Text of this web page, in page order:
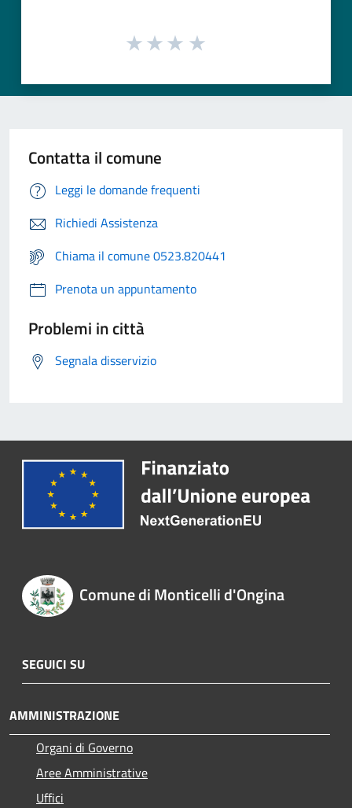
Contatta il comune
Leggi le domande frequenti
Richiedi Assistenza
Chiama il comune 0523.820441
Prenota un appuntamento
Problemi in città
Segnala disservizio
Comune di Monticelli d'Ongina
SEGUICI SU
AMMINISTRAZIONE
Organi di Governo
Aree Amministrative
Uffici